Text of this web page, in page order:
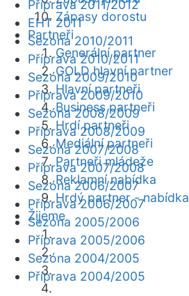
Zápasy dorostu
Partneři
Generální partner
GOLD hlavní partner
Hlavní partneři
Business partneři
Hrdí partneři
Mediální partneři
Partneři mládeže
Reklamní nabídka
Hrdý partner - nabídka
Žijeme
Příprava 2011/2012
EHT 2011
Sezóna 2010/2011
Příprava 2010/2011
Sezóna 2009/2010
Příprava 2009/2010
Sezóna 2008/2009
Příprava 2008/2009
Sezóna 2007/2008
Příprava 2007/2008
Sezóna 2006/2007
Příprava 2006/2007
Sezóna 2005/2006
Příprava 2005/2006
Sezóna 2004/2005
Příprava 2004/2005